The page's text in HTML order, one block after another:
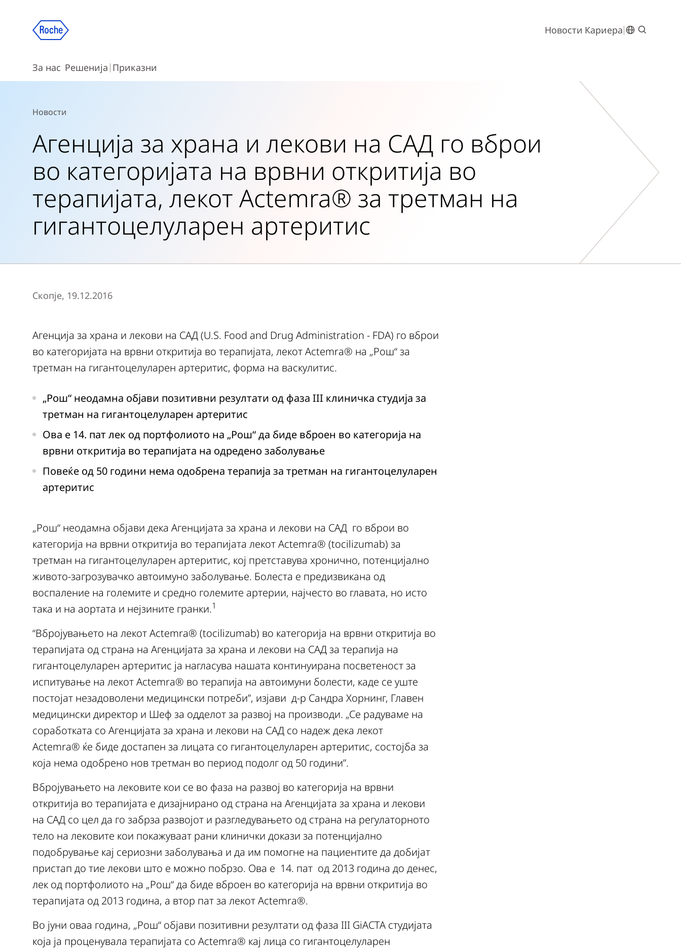
Новости Кариера
За нас Решенија Приказни
Новости
Агенција за храна и лекови на САД го вброи
во категоријата на врвни откритија во
терапијата, лекот Actemra® за третман на
гигантоцелуларен артеритис
Скопје, 19.12.2016
Агенција за храна и лекови на САД (U.S. Food and Drug Administration - FDA) го вброи
во категоријата на врвни откритија во терапијата, лекот Actemra® на „Рош“ за
третман на гигантоцелуларен артеритис, форма на васкулитис.
„Рош“ неодамна објави позитивни резултати од фаза III клиничка студија за
третман на гигантоцелуларен артеритис
Ова е 14. пат лек од портфолиото на „Рош“ да биде вброен во категорија на
врвни откритија во терапијата на одредено заболување
Повеќе од 50 години нема одобрена терапија за третман на гигантоцелуларен
артеритис
„Рош“ неодамна објави дека Агенцијата за храна и лекови на САД го вброи во
категорија на врвни откритија во терапијата лекот Actemra® (tocilizumab) за
третман на гигантоцелуларен артеритис, кој претставува хронично, потенцијално
живото-загрозувачко автоимуно заболување. Болеста е предизвикана од
воспаление на големите и средно големите артерии, најчесто во главата, но исто
така и на аортата и нејзините гранки.1
“Вбројувањето на лекот Actemra® (tocilizumab) во категорија на врвни откритија во
терапијата од страна на Агенцијата за храна и лекови на САД за терапија на
гигантоцелуларен артеритис ја нагласува нашата континуирана посветеност за
испитување на лекот Actemra® во терапија на автоимуни болести, каде се уште
постојат незадоволени медицински потреби”, изјави д-р Сандра Хорнинг, Главен
медицински директор и Шеф за одделот за развој на производи. „Се радуваме на
соработката сo Агенцијата за храна и лекови на САД со надеж дека лекот
Actemra® ќе биде достапен за лицата со гигантоцелуларен артеритис, состојба за
која нема одобрено нов третман во период подолг од 50 години”.
Вбројувањето на лековите кои се во фаза на развој во категорија на врвни
откритија во терапијата е дизајнирано од страна на Агенцијата за храна и лекови
на САД со цел да го забрза развојот и разгледувањето од страна на регулаторното
тело на лековите кои покажуваат рани клинички докази за потенцијално
подобрување кај сериозни заболувања и да им помогне на пациентите да добијат
пристап до тие лекови што е можно побрзо. Ова е 14. пат од 2013 година до денес,
лек од портфолиото на „Рош“ да биде вброен во категорија на врвни откритија во
терапијата од 2013 година, а втор пат за лекот Actemra®.
Во јуни оваа година, „Рош“ објави позитивни резултати од фаза III GiACTA студијата
која ја проценувала терапијата со Actemra® кај лица со гигантоцелуларен